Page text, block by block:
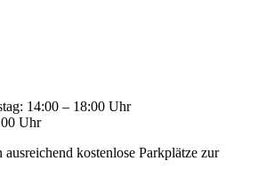
14:00 – 18:00 Uhr
Uhr
ausreichend kostenlose Parkplätze zur